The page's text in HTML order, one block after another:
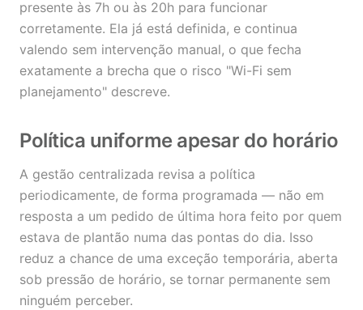
presente às 7h ou às 20h para funcionar
corretamente. Ela já está definida, e continua
valendo sem intervenção manual, o que fecha
exatamente a brecha que o risco "Wi-Fi sem
planejamento" descreve.
Política uniforme apesar do horário
A gestão centralizada revisa a política
periodicamente, de forma programada — não em
resposta a um pedido de última hora feito por quem
estava de plantão numa das pontas do dia. Isso
reduz a chance de uma exceção temporária, aberta
sob pressão de horário, se tornar permanente sem
ninguém perceber.